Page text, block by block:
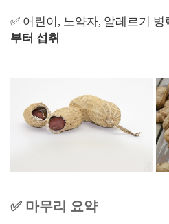
✅ 어린이, 노약자, 알레르기 병
부터 섭취
✅ 마무리 요약